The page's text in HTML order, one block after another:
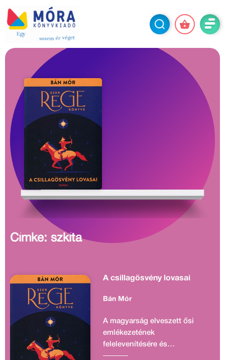
Címke: szkíta
A csillagösvény lovasai
Bán Mór
A magyarság elveszett ősi
emlékezetének
felelevenítésére és
őseposzának újraalkotására